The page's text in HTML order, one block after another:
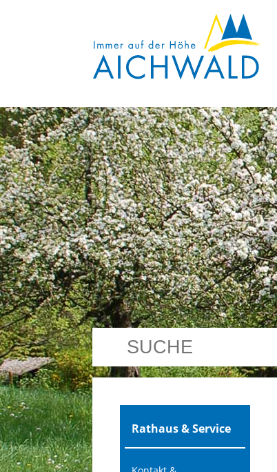
Rathaus & Service